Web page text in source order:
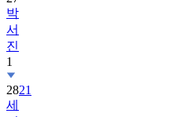
박
서
진
1
2821
세